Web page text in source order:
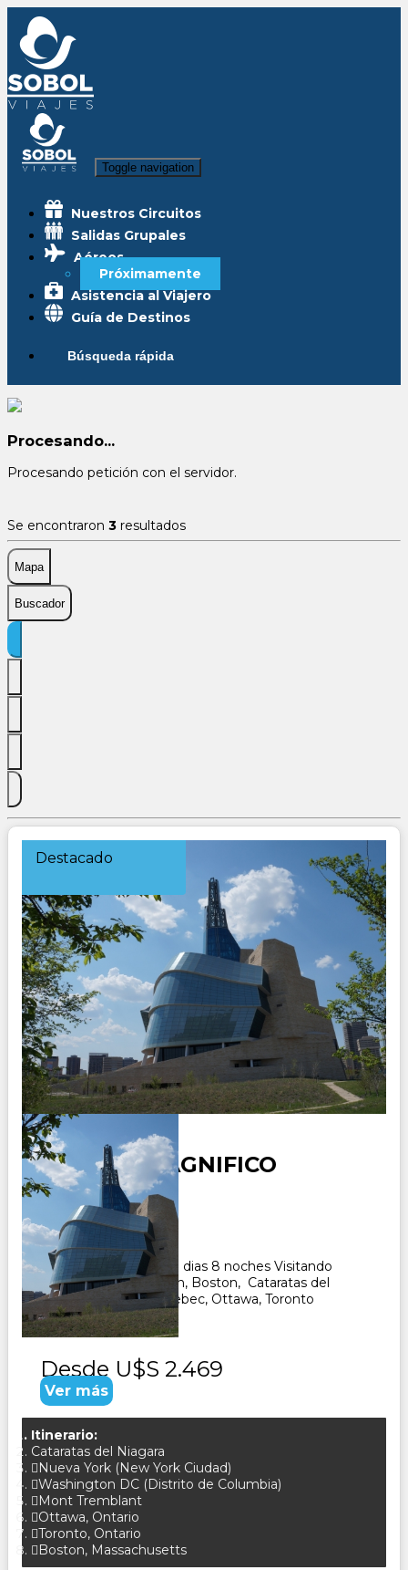
Toggle navigation
Nuestros Circuitos
Salidas Grupales
Aéreos
Próximamente
Asistencia al Viajero
Guía de Destinos
Búsqueda rápida
Procesando...
Procesando petición con el servidor.
Se encontraron 3 resultados
Mapa
Buscador
Destacado
CANADA MAGNIFICO
Duración:
9Días8Noches
Paquete Turistico de 9 dias 8 noches Visitando
Nueva Yor, Washington, Boston, Cataratas del
Niagara, Montreal, Quebec, Ottawa, Toronto
CONSULTAR
Desde U$S 2.469
Ver más
Itinerario:
Cataratas del Niagara
Nueva York (New York Ciudad)
Washington DC (Distrito de Columbia)
Mont Tremblant
Ottawa, Ontario
Toronto, Ontario
Boston, Massachusetts